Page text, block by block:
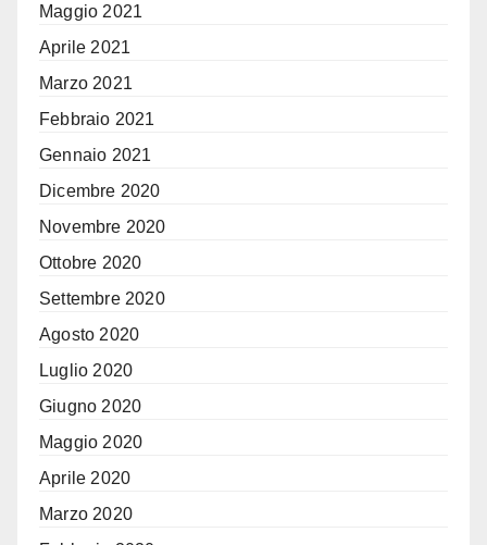
Maggio 2021
Aprile 2021
Marzo 2021
Febbraio 2021
Gennaio 2021
Dicembre 2020
Novembre 2020
Ottobre 2020
Settembre 2020
Agosto 2020
Luglio 2020
Giugno 2020
Maggio 2020
Aprile 2020
Marzo 2020